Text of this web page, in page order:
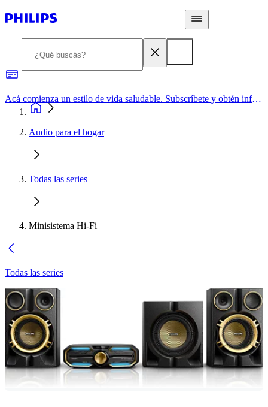
Acá comienza un estilo de vida saludable. Subscríbete y obtén información de primera mano
Audio para el hogar
Todas las series
Minisistema Hi-Fi
Todas las series